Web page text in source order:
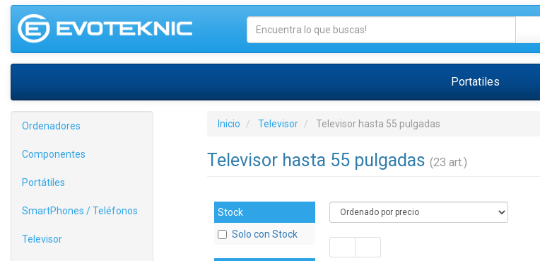
Portatiles
Ordenadores
Componentes
Portátiles
SmartPhones / Teléfonos
Televisor
Inicio Televisor Televisor hasta 55 pulgadas
Televisor hasta 55 pulgadas (23 art.)
Stock
Solo con Stock